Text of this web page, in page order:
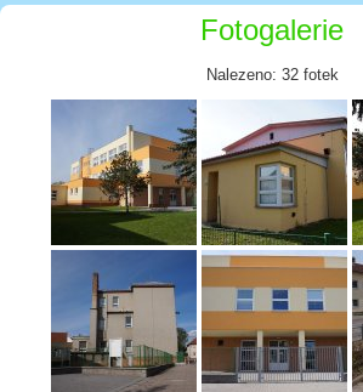
Fotogalerie
Nalezeno: 32 fotek